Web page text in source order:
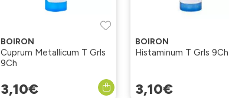
BOIRON
Cuprum Metallicum T Grls
9Ch
3,10€
BOIRON
Histaminum T Grls 9Ch
3,10€